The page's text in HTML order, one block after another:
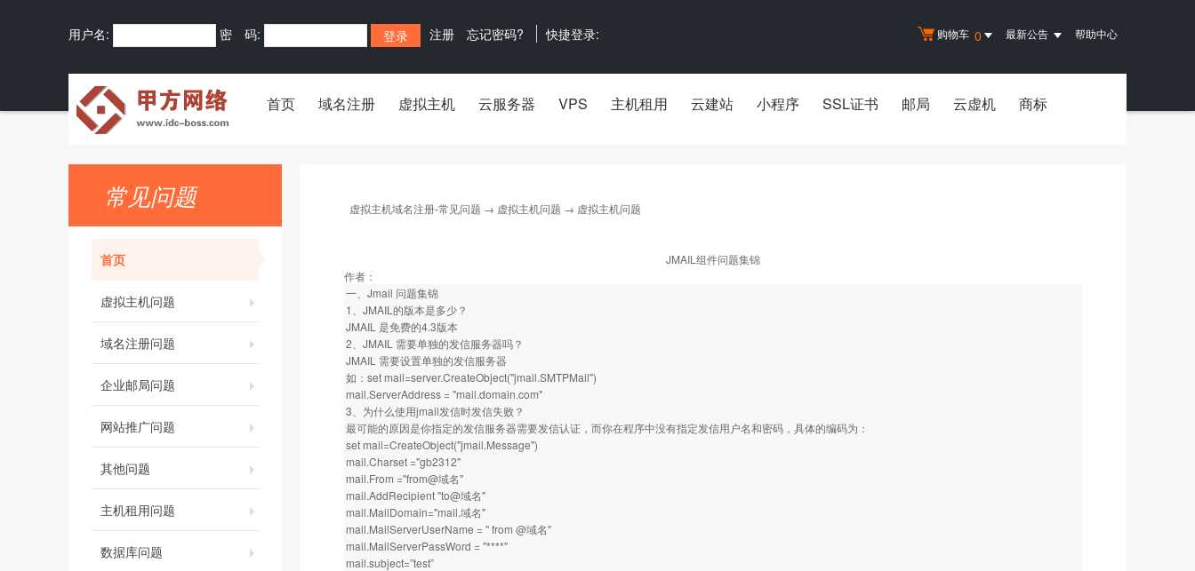
购物车 0 最新公告 帮助中心
用户名: 密 码: 注册 忘记密码? 快捷登录:
首页 域名注册 虚拟主机 云服务器 VPS 主机租用 云建站 小程序 SSL证书 邮局 云虚机 商标
常见问题
首页
虚拟主机问题
域名注册问题
企业邮局问题
网站推广问题
其他问题
主机租用问题
数据库问题
虚拟主机域名注册-常见问题 → 虚拟主机问题 → 虚拟主机问题
JMAIL组件问题集锦
作者：
一、Jmail 问题集锦
1、JMAIL的版本是多少？
JMAIL 是免费的4.3版本
2、JMAIL 需要单独的发信服务器吗？
JMAIL 需要设置单独的发信服务器
如：set mail=server.CreateObject("jmail.SMTPMail")
mail.ServerAddress = "mail.domain.com"
3、为什么使用jmail发信时发信失败？
最可能的原因是你指定的发信服务器需要发信认证，而你在程序中没有指定发信用户名和密码，具体的编码为：
set mail=CreateObject("jmail.Message")
mail.Charset ="gb2312"
mail.From ="from@域名"
mail.AddRecipient "to@域名"
mail.MailDomain="mail.域名"
mail.MailServerUserName = " from @域名"
mail.MailServerPassWord = "****"
mail.subject=”test”